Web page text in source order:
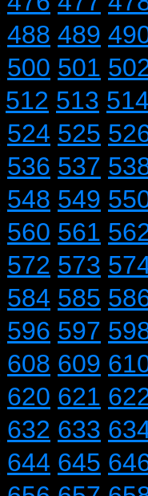
488 489
500 501
512 513
524 525
536 537
548 549
560 561
572 573
584 585
596 597
608 609
620 621
632 633
644 645